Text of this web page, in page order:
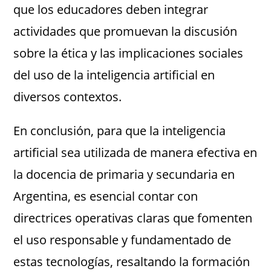
que los educadores deben integrar
actividades que promuevan la discusión
sobre la ética y las implicaciones sociales
del uso de la inteligencia artificial en
diversos contextos.
En conclusión, para que la inteligencia
artificial sea utilizada de manera efectiva en
la docencia de primaria y secundaria en
Argentina, es esencial contar con
directrices operativas claras que fomenten
el uso responsable y fundamentado de
estas tecnologías, resaltando la formación